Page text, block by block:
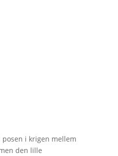
i krigen mellem
den lille